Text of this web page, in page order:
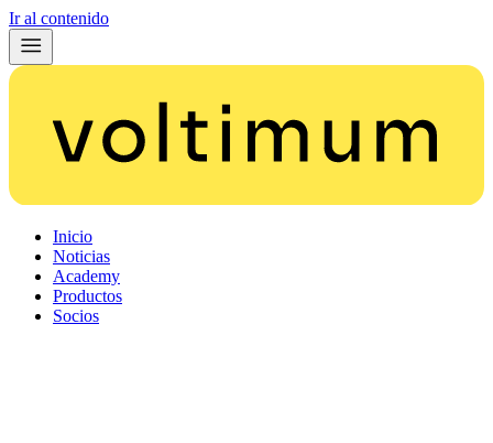
Ir al contenido
Inicio
Noticias
Academy
Productos
Socios